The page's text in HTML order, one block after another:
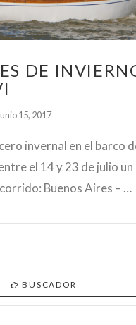
DE
15, 2017
invernal en el barco
el 14 y 23 de julio
Buenos Aires – …
BUSCADOR